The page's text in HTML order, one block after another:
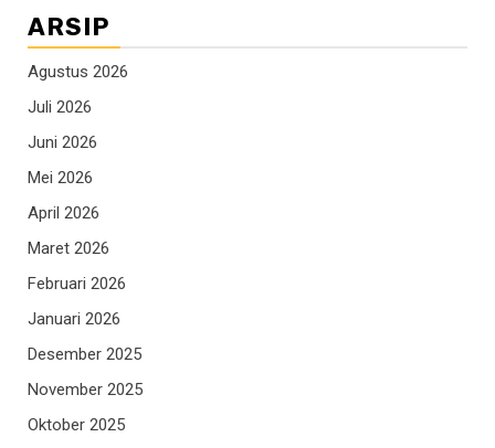
ARSIP
Agustus 2026
Juli 2026
Juni 2026
Mei 2026
April 2026
Maret 2026
Februari 2026
Januari 2026
Desember 2025
November 2025
Oktober 2025